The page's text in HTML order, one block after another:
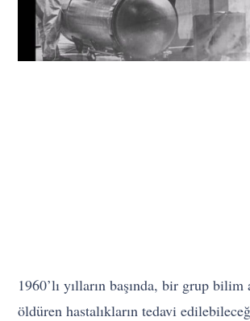
1960’lı yılların başında, bir grup bilim
öldüren hastalıkların tedavi